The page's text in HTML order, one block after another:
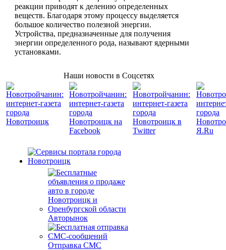
реакции приводят к делению определенных
веществ. Благодаря этому процессу выделяется
большое количество полезной энергии.
Устройства, предназначенные для получения
энергии определенного рода, называют ядерными
установками.
Наши новости в Соцсетях
Авторынок
Отправка СМС